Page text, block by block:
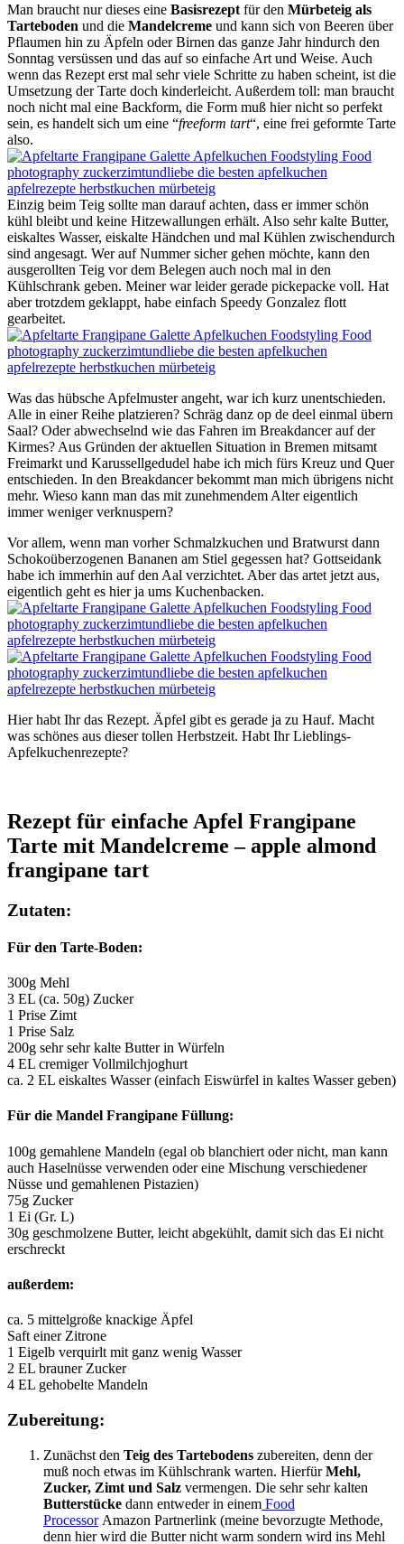
Man braucht nur dieses eine Basisrezept für den Mürbeteig als
Tarteboden und die Mandelcreme und kann sich von Beeren über
Pflaumen hin zu Äpfeln oder Birnen das ganze Jahr hindurch den
Sonntag versüssen und das auf so einfache Art und Weise. Auch
wenn das Rezept erst mal sehr viele Schritte zu haben scheint, ist die
Umsetzung der Tarte doch kinderleicht. Außerdem toll: man braucht
noch nicht mal eine Backform, die Form muß hier nicht so perfekt
sein, es handelt sich um eine “freeform tart“, eine frei geformte Tarte
also.
Einzig beim Teig sollte man darauf achten, dass er immer schön
kühl bleibt und keine Hitzewallungen erhält. Also sehr kalte Butter,
eiskaltes Wasser, eiskalte Händchen und mal Kühlen zwischendurch
sind angesagt. Wer auf Nummer sicher gehen möchte, kann den
ausgerollten Teig vor dem Belegen auch noch mal in den
Kühlschrank geben. Meiner war leider gerade pickepacke voll. Hat
aber trotzdem geklappt, habe einfach Speedy Gonzalez flott
gearbeitet.
Was das hübsche Apfelmuster angeht, war ich kurz unentschieden.
Alle in einer Reihe platzieren? Schräg danz op de deel einmal übern
Saal? Oder abwechselnd wie das Fahren im Breakdancer auf der
Kirmes? Aus Gründen der aktuellen Situation in Bremen mitsamt
Freimarkt und Karussellgedudel habe ich mich fürs Kreuz und Quer
entschieden. In den Breakdancer bekommt man mich übrigens nicht
mehr. Wieso kann man das mit zunehmendem Alter eigentlich
immer weniger verknuspern?
Vor allem, wenn man vorher Schmalzkuchen und Bratwurst dann
Schokoüberzogenen Bananen am Stiel gegessen hat? Gottseidank
habe ich immerhin auf den Aal verzichtet. Aber das artet jetzt aus,
eigentlich geht es hier ja ums Kuchenbacken.
Hier habt Ihr das Rezept. Äpfel gibt es gerade ja zu Hauf. Macht
was schönes aus dieser tollen Herbstzeit. Habt Ihr Lieblings-
Apfelkuchenrezepte?
Rezept für einfache Apfel Frangipane
Tarte mit Mandelcreme – apple almond
frangipane tart
Zutaten:
Für den Tarte-Boden:
300g Mehl
3 EL (ca. 50g) Zucker
1 Prise Zimt
1 Prise Salz
200g sehr sehr kalte Butter in Würfeln
4 EL cremiger Vollmilchjoghurt
ca. 2 EL eiskaltes Wasser (einfach Eiswürfel in kaltes Wasser geben)
Für die Mandel Frangipane Füllung:
100g gemahlene Mandeln (egal ob blanchiert oder nicht, man kann
auch Haselnüsse verwenden oder eine Mischung verschiedener
Nüsse und gemahlenen Pistazien)
75g Zucker
1 Ei (Gr. L)
30g geschmolzene Butter, leicht abgekühlt, damit sich das Ei nicht
erschreckt
außerdem:
ca. 5 mittelgroße knackige Äpfel
Saft einer Zitrone
1 Eigelb verquirlt mit ganz wenig Wasser
2 EL brauner Zucker
4 EL gehobelte Mandeln
Zubereitung:
Zunächst den Teig des Tartebodens zubereiten, denn der
muß noch etwas im Kühlschrank warten. HierfürMehl,
Zucker, Zimt und Salz vermengen. Die sehr sehr kalten
Butterstücke dann entweder in einem Food
ProcessorAmazon Partnerlink (meine bevorzugte Methode,
denn hier wird die Butter nicht warm sondern wird ins Mehl